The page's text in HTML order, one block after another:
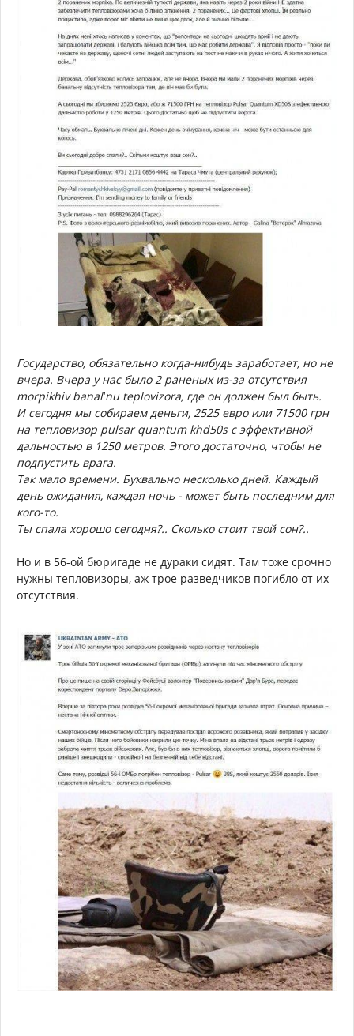
Государство, обязательно когда-нибудь заработает, но не
вчера. Вчера у нас было 2 раненых из-за отсутствия
morpikhiv banalʹnu teplovizora, где он должен был быть.
И сегодня мы собираем деньги, 2525 евро или 71500 грн
на тепловизор pulsar quantum khd50s с эффективной
дальностью в 1250 метров. Этого достаточно, чтобы не
подпустить врага.
Так мало времени. Буквально несколько дней. Каждый
день ожидания, каждая ночь - может быть последним для
кого-то.
Ты спала хорошо сегодня?.. Сколько стоит твой сон?..
Но и в 56-ой бюригаде не дураки сидят. Там тоже срочно
нужны тепловизоры, аж трое разведчиков погибло от их
отсутствия.